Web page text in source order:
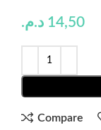
14,50 د.م.
Compare